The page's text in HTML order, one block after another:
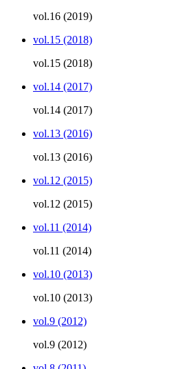
vol.16 (2019)
vol.15 (2018)
vol.15 (2018)
vol.14 (2017)
vol.14 (2017)
vol.13 (2016)
vol.13 (2016)
vol.12 (2015)
vol.12 (2015)
vol.11 (2014)
vol.11 (2014)
vol.10 (2013)
vol.10 (2013)
vol.9 (2012)
vol.9 (2012)